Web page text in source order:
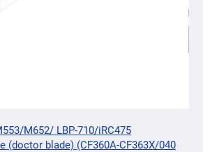
M652/ LBP-710/iRC475
blade) (CF360A-CF363X/040